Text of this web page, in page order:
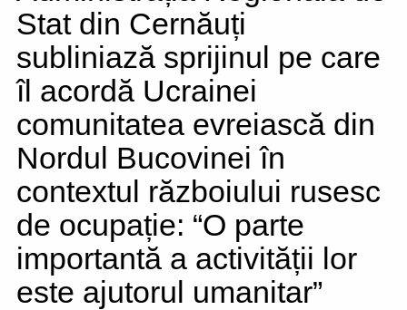
Stat din Cernăuți
subliniază sprijinul pe care
îl acordă Ucrainei
comunitatea evreiască din
Nordul Bucovinei în
contextul războiului rusesc
de ocupație: “O parte
importantă a activității lor
este ajutorul umanitar”